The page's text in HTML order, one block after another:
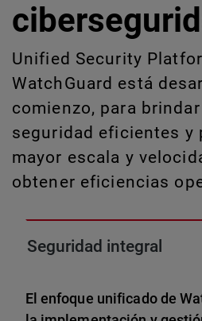
Unified Security
WatchGuard está
comienzo, para
seguridad eficientes y
mayor escala y
obtener eficiencias
Seguridad integral
El enfoque unificado de